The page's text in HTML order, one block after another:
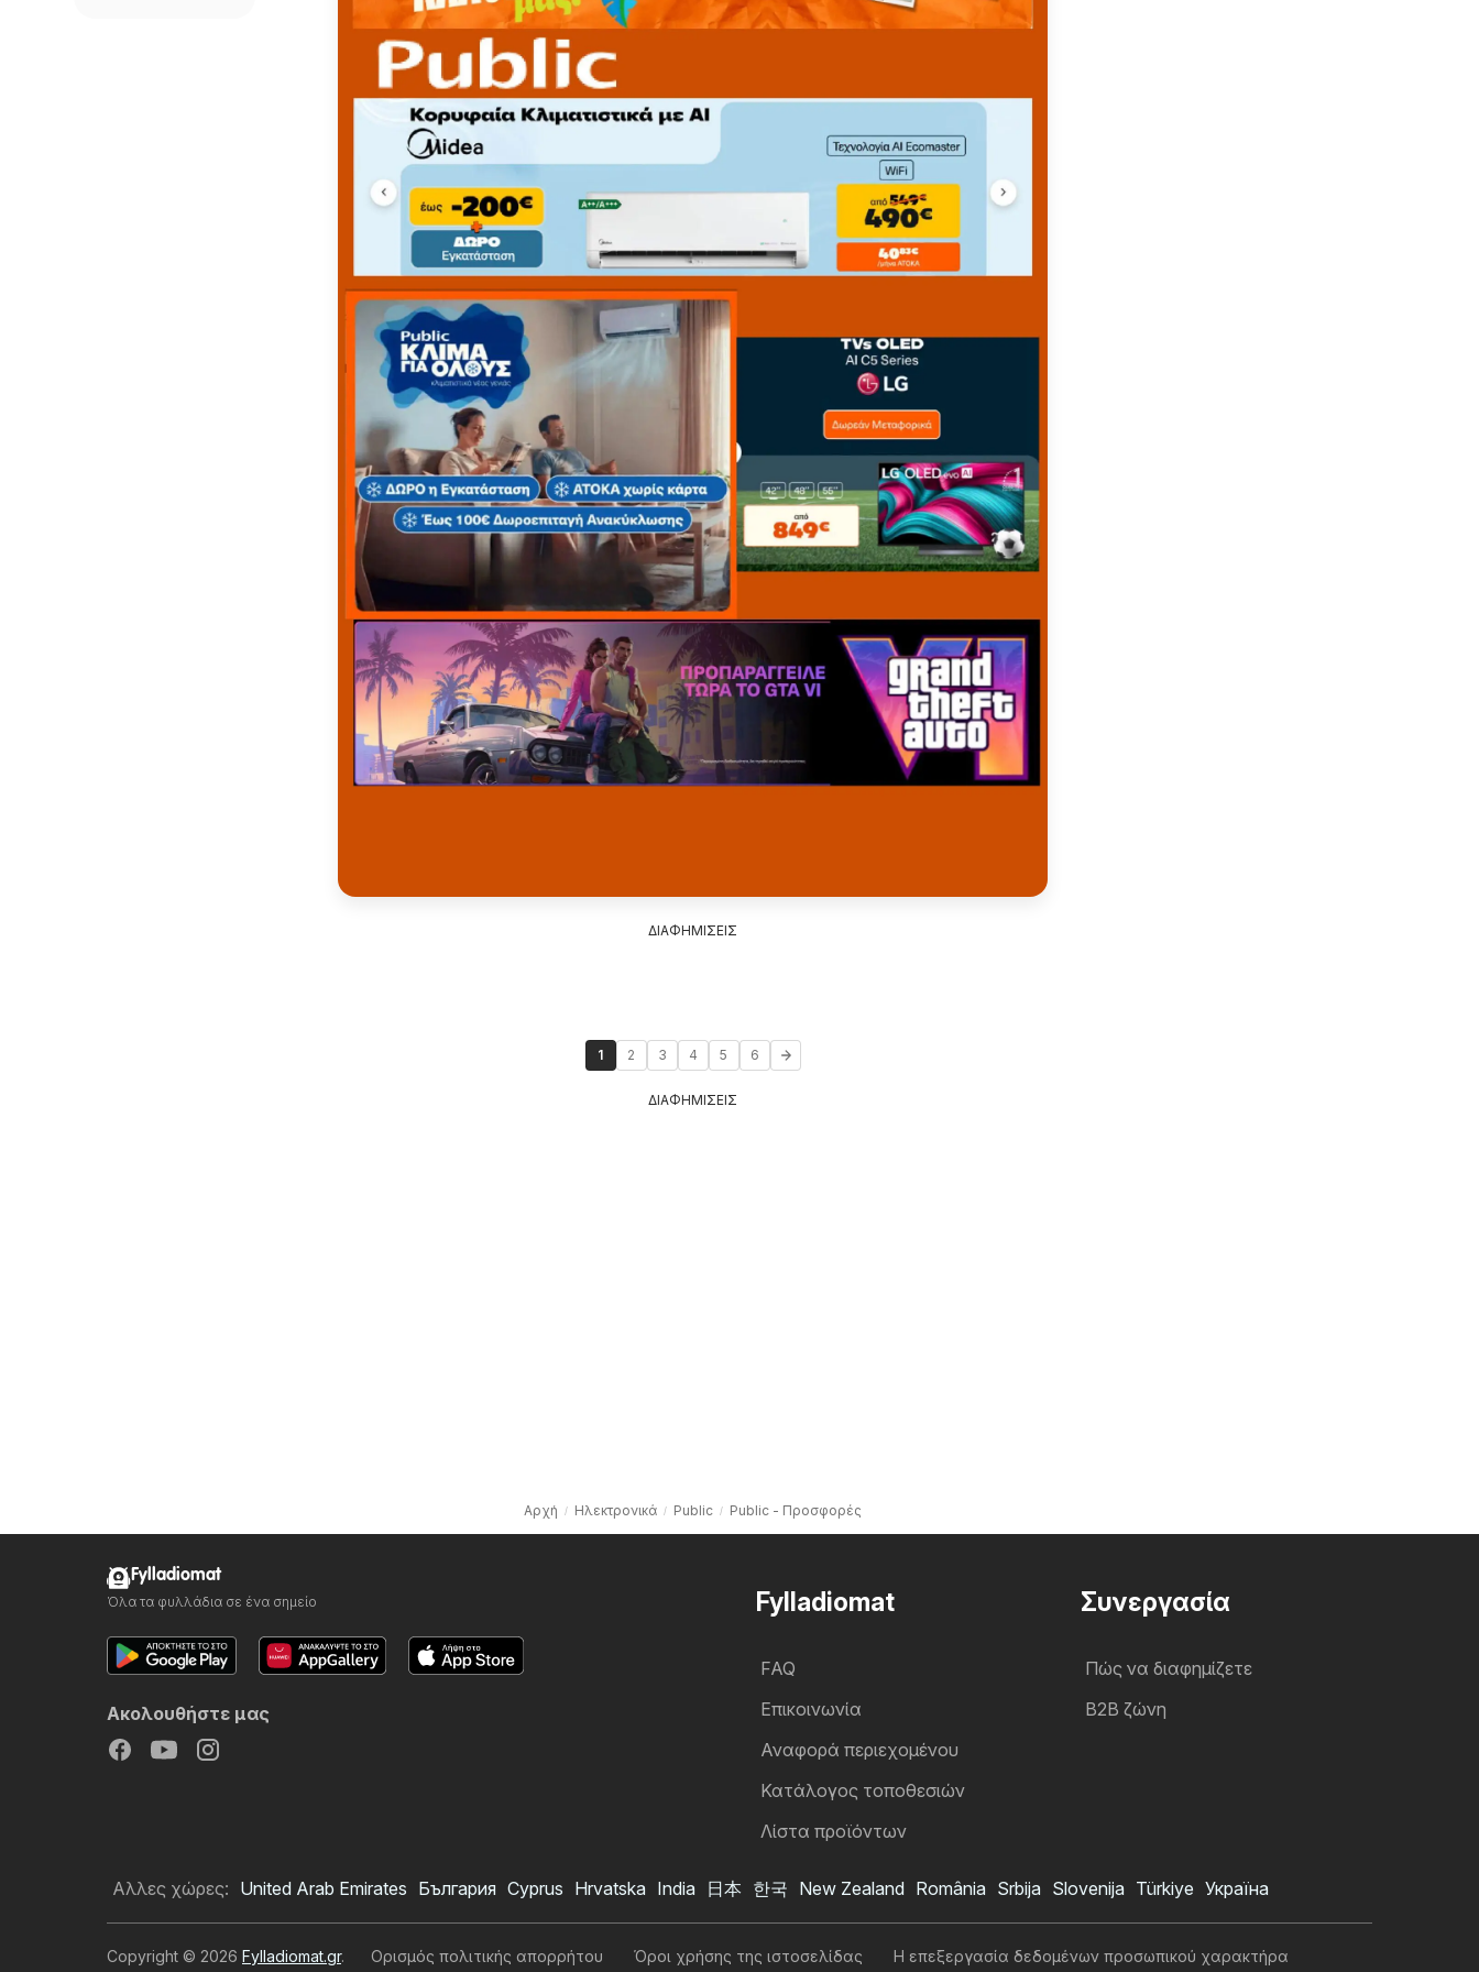
Public φυλλάδιο
Θέλω να εγγραφώ στο φυλλάδιο
ΔΙΑΦΗΜΙΣΕΙΣ
1 2 3 4 5 6
ΔΙΑΦΗΜΙΣΕΙΣ
Αρχή Hλεκτρονικά Public Public - Προσφορές
Fylladiomat
FAQ
Επικοινωνία
Αναφορά περιεχομένου
Κατάλογος τοποθεσιών
Λίστα προϊόντων
Συνεργασία
Πώς να διαφημίζετε
B2B ζώνη
Fylladiomat
Όλα τα φυλλάδια σε ένα σημείο
Ακολουθήστε μας
Αλλες χώρες: United Arab Emirates България Cyprus Hrvatska India 日本 한국 New Zealand România Srbija Slovenija Türkiye Україна
Copyright © 2026 Fylladiomat.gr. Ορισμός πολιτικής απορρήτου Όροι χρήσης της ιστοσελίδας Η επεξεργασία δεδομένων προσωπικού χαρακτήρα